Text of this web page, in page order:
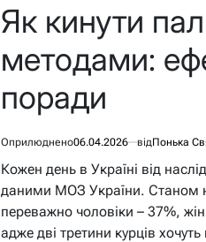
Як кинути
методами:
поради
Оприлюднено06.04.2026 відПонька
Кожен день в Україні від
даними МОЗ України. Станом
переважно чоловіки – 37%,
адже дві третини курців